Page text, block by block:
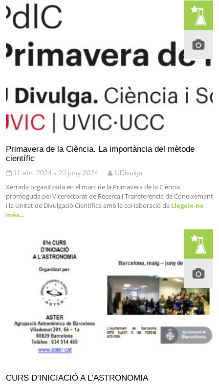
Primavera de la Ciència. La importància del mètode
científic
11 abr. 2024 - 20 juny 2024 UDivulga
Xerrada organitzada en el marc de la Primavera de la Ciència
promoguda pel Vicerectorat de Recerca i Transferència de Coneixement
i la Unitat de Divulgació Científica amb la col·laboració de Llegeix-ne
més…
CURS D’INICIACIÓ A L’ASTRONOMIA